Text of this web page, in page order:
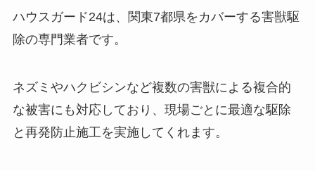
ハウスガード24は、関東7都県をカバーする害獣駆
除の専門業者です。
ネズミやハクビシンなど複数の害獣による複合的
な被害にも対応しており、現場ごとに最適な駆除
と再発防止施工を実施してくれます。